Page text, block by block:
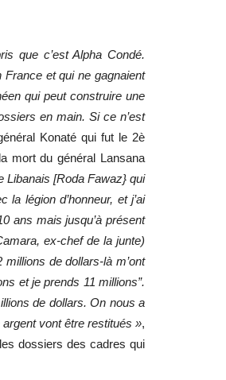
que c’est Alpha Condé.
et qui ne gagnaient
qui peut construire une
en main. Si ce n’est
Konaté qui fut le 2è
mort du général Lansana
Libanais [Roda Fawaz} qui
légion d’honneur, et j’ai
ans mais jusqu’à présent
ex-chef de la junte)
millions de dollars-là m’ont
et je prends 11 millions”.
de dollars. On nous a
vont être restitués »,
dossiers des cadres qui